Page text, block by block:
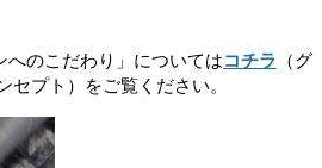
へのこだわり」についてはコチラ
（グ
セプト）をご覧ください。